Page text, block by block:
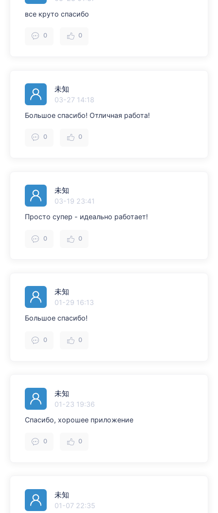
все круто спасибо
0 0
未知
03-27 14:18
Большое спасибо! Отличная работа!
0 0
未知
03-19 23:41
Просто супер - идеально работает!
0 0
未知
01-29 16:13
Большое спасибо!
0 0
未知
01-23 19:36
Спасибо, хорошее приложение
0 0
未知
01-07 22:35